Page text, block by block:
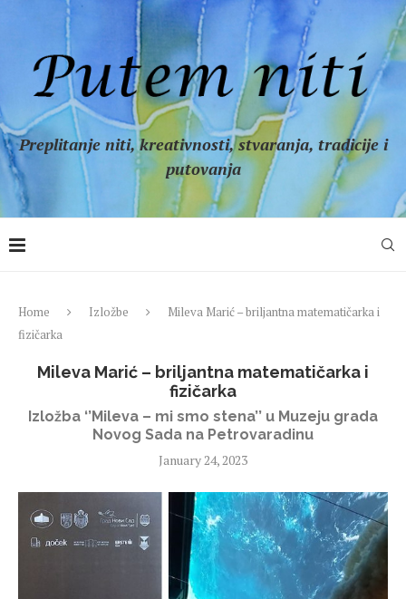
Preplitanje niti, kreativnosti, stvaranja, tradicije i
putovanja
Home Izložbe
Mileva Marić – briljantna matematičarka i
fizičarka
Mileva Marić – briljantna matematičarka i
fizičarka
Izložba ‘’Mileva – mi smo stena’’ u Muzeju grada
Novog Sada na Petrovaradinu
January 24, 2023